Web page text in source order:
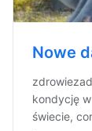
Nowe
kondycję
świecie,